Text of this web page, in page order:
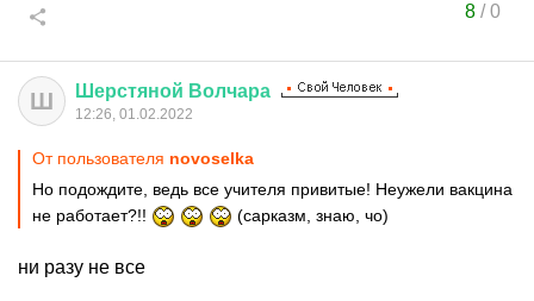
8/0
Ш Шерстяной Волчара
12:26, 01.02.2022
От пользователя novoselka
Но подождите, ведь все учителя привитые! Неужели вакцина
не работает?!!
(сарказм, знаю, чо)
ни разу не все